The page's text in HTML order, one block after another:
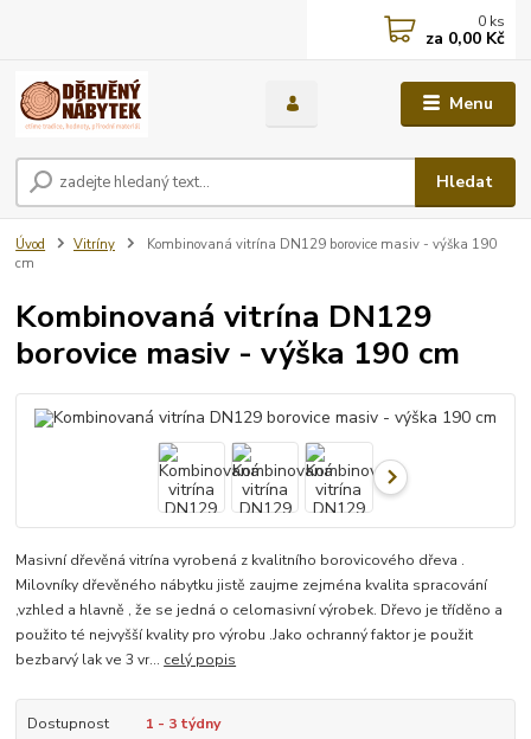
Menu
Hledat
0 ks
za 0,00 Kč
Úvod Vitríny
Kombinovaná vitrína DN129 borovice masiv - výška 190
cm
Kombinovaná vitrína DN129
borovice masiv - výška 190 cm
Masivní dřevěná vitrína vyrobená z kvalitního borovicového dřeva .
Milovníky dřevěného nábytku jistě zaujme zejména kvalita spracování
,vzhled a hlavně , že se jedná o celomasivní výrobek. Dřevo je tříděno a
použito té nejvyšší kvality pro výrobu .Jako ochranný faktor je použit
bezbarvý lak ve 3 vr... celý popis
Dostupnost
1 - 3 týdny